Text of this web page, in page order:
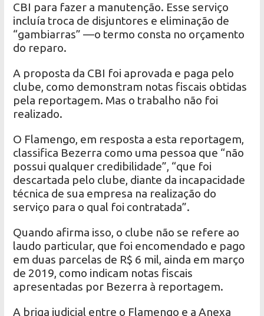
CBI para fazer a manutenção. Esse serviço
incluía troca de disjuntores e eliminação de
“gambiarras” —o termo consta no orçamento
do reparo.
A proposta da CBI foi aprovada e paga pelo
clube, como demonstram notas fiscais obtidas
pela reportagem. Mas o trabalho não foi
realizado.
O Flamengo, em resposta a esta reportagem,
classifica Bezerra como uma pessoa que “não
possui qualquer credibilidade”, “que foi
descartada pelo clube, diante da incapacidade
técnica de sua empresa na realização do
serviço para o qual foi contratada”.
Quando afirma isso, o clube não se refere ao
laudo particular, que foi encomendado e pago
em duas parcelas de R$ 6 mil, ainda em março
de 2019, como indicam notas fiscais
apresentadas por Bezerra à reportagem.
A briga judicial entre o Flamengo e a Anexa